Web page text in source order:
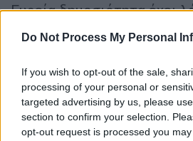
Do Not Process My Personal
If you wish to opt-out of the sale,
processing of your personal or
targeted advertising by us, please
section to confirm your selection.
opt-out request is processed you
Ευρεία δημοσιότητα έχει
της έρευνας της Αρχής
Νομιμοποίησης Εσόδων
Δραστηριότητες για
φοροδιαφυγή από τον
τραγουδιστής, μέσω των
Στάθη Μπακάλη και Μιχάλη